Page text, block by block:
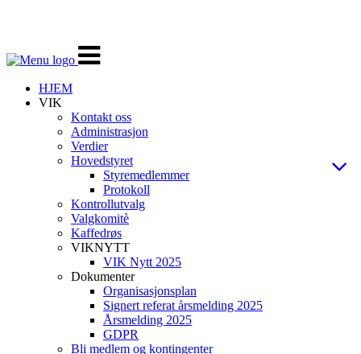
Veksle
navigasjon
HJEM
VIK
Kontakt oss
Administrasjon
Verdier
Hovedstyret
Styremedlemmer
Protokoll
Kontrollutvalg
Valgkomitè
Kaffedrøs
VIKNYTT
VIK Nytt 2025
Dokumenter
Organisasjonsplan
Signert referat årsmelding 2025
Årsmelding 2025
GDPR
Bli medlem og kontingenter